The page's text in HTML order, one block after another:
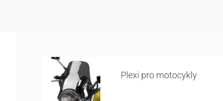
Plexi pro motocykly